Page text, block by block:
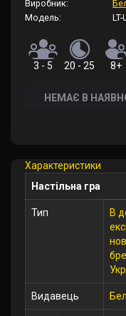
Виробник:
Модель:
LT-
3 - 5 20 - 25 8+
НЕМАЄ В
Характеристики
Настільна гра
Тип В
Видавець